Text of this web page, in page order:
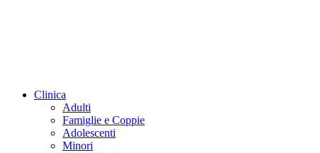
Clinica
Adulti
Famiglie e Coppie
Adolescenti
Minori